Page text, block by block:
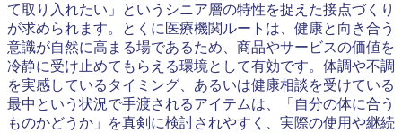
て取り入れたい」というシニア層の特性を捉えた接点づくり
が求められます。とくに医療機関ルートは、健康と向き合う
意識が自然に高まる場であるため、商品やサービスの価値を
冷静に受け止めてもらえる環境として有効です。体調や不調
を実感しているタイミング、あるいは健康相談を受けている
最中という状況で手渡されるアイテムは、「自分の体に合う
ものかどうか」を真剣に検討されやすく、実際の使用や継続